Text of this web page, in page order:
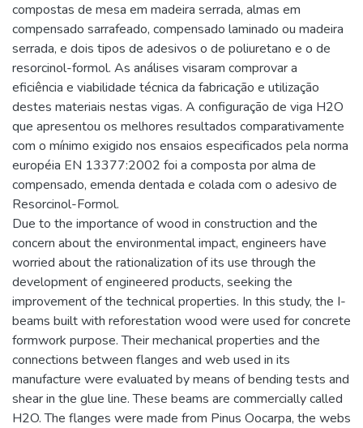
compostas de mesa em madeira serrada, almas em
compensado sarrafeado, compensado laminado ou madeira
serrada, e dois tipos de adesivos o de poliuretano e o de
resorcinol-formol. As análises visaram comprovar a
eficiência e viabilidade técnica da fabricação e utilização
destes materiais nestas vigas. A configuração de viga H2O
que apresentou os melhores resultados comparativamente
com o mínimo exigido nos ensaios especificados pela norma
européia EN 13377:2002 foi a composta por alma de
compensado, emenda dentada e colada com o adesivo de
Resorcinol-Formol.
Due to the importance of wood in construction and the
concern about the environmental impact, engineers have
worried about the rationalization of its use through the
development of engineered products, seeking the
improvement of the technical properties. In this study, the I-
beams built with reforestation wood were used for concrete
formwork purpose. Their mechanical properties and the
connections between flanges and web used in its
manufacture were evaluated by means of bending tests and
shear in the glue line. These beams are commercially called
H2O. The flanges were made from Pinus Oocarpa, the webs